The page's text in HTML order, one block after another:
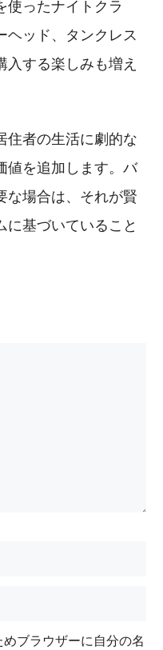
使ったナイトクラ
ヘッド、タンクレス
する楽しみも増え
住者の生活に劇的な
値を追加します。バ
な場合は、それが賢
に基づいていること
ブラウザーに自分の名